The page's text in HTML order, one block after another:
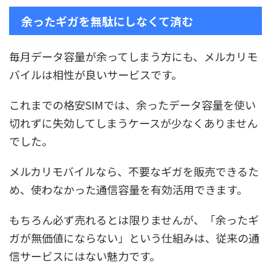
余ったギガを無駄にしなくて済む
毎月データ容量が余ってしまう方にも、メルカリモ
バイルは相性が良いサービスです。
これまでの格安SIMでは、余ったデータ容量を使い
切れずに失効してしまうケースが少なくありません
でした。
メルカリモバイルなら、不要なギガを販売できるた
め、使わなかった通信容量を有効活用できます。
もちろん必ず売れるとは限りませんが、「余ったギ
ガが無価値にならない」という仕組みは、従来の通
信サービスにはない魅力です。